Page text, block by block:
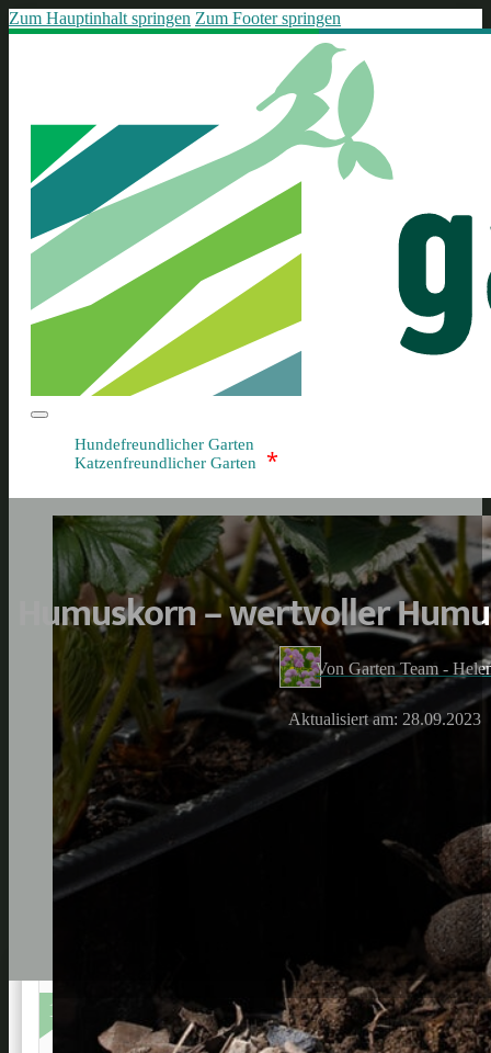
Zum Hauptinhalt springen Zum Footer springen
Hundefreundlicher Garten
Katzenfreundlicher Garten
*
Humuskorn – wertvoller
Von Garten Team -
Aktualisiert am: 28.09.2023
1